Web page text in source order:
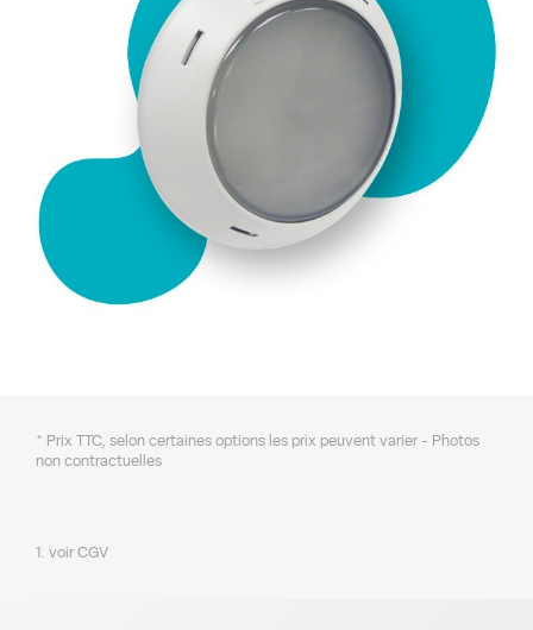
* Prix TTC, selon certaines options les prix peuvent varier - Photos
non contractuelles
1. voir CGV